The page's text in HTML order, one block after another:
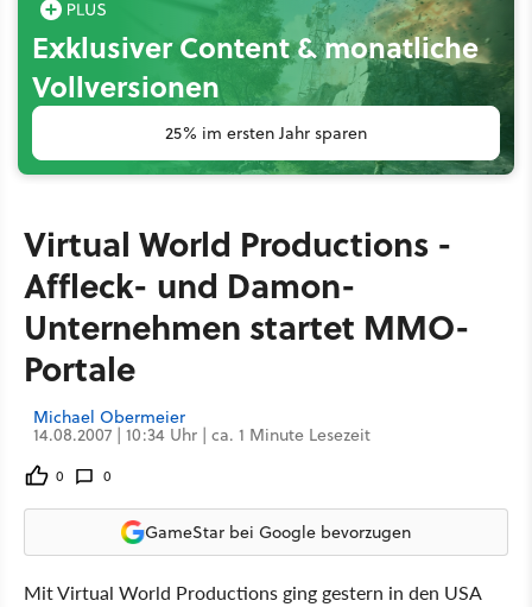
Exklusiver Content & monatliche
Vollversionen
25% im ersten Jahr sparen
Virtual World Productions -
Affleck- und Damon-
Unternehmen startet MMO-
Portale
Michael Obermeier
14.08.2007 | 10:34 Uhr | ca. 1 Minute Lesezeit
0 0
GameStar bei Google bevorzugen
Mit Virtual World Productions ging gestern in den USA